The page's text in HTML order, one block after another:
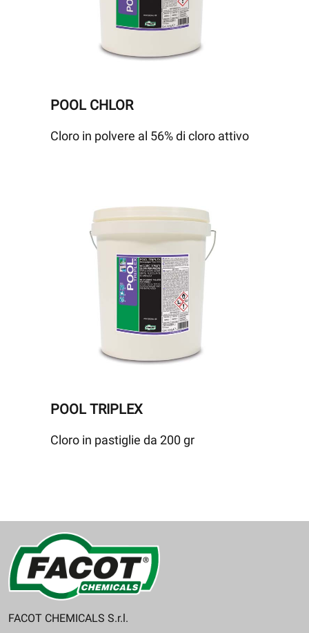
POOL CHLOR
Cloro in polvere al 56% di cloro attivo
POOL TRIPLEX
Cloro in pastiglie da 200 gr
FACOT CHEMICALS S.r.l.